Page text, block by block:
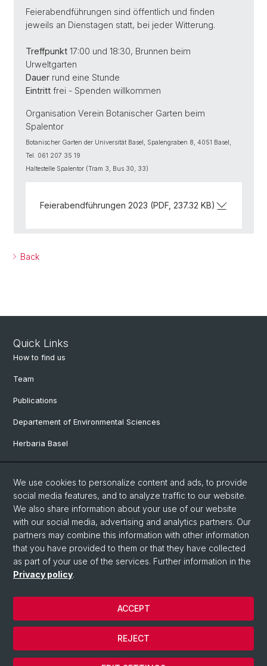
Feierabendführungen sind öffentlich und finden
jeweils an Dienstagen statt, bei jeder Witterung.
Treffpunkt 17:00 und 18:30, Brunnen beim
Urweltgarten
Dauer rund eine Stunde
Eintritt frei - Spenden willkommen
Organisation Verein Botanischer Garten beim
Spalentor
Botanischer Garten der Universität Basel, Spalengraben 8, 4051 Basel,
Tel. 061 207 35 19
Haltestelle Spalentor (Tram 3, Bus 30, 33)
Feierabendführungen 2023 (PDF, 237.32 KB)
Back
Quick Links
How to find us
Team
Publications
Departement of Environmental Sciences
Herbaria Basel
Faculty of Science
GLORIA
MIREN
Social Media
Twitter
We use cookies to personalize content and ads, to provide
social media features, and to analyze traffic to our website.
We also share information about your use of our website
with our social media, advertising and analytics partners. Our
partners may combine this information with other information
that you have provided to them or that they have collected
as part of your use of the services. Further information in the
Privacy policy.
REJECT
ACCEPT